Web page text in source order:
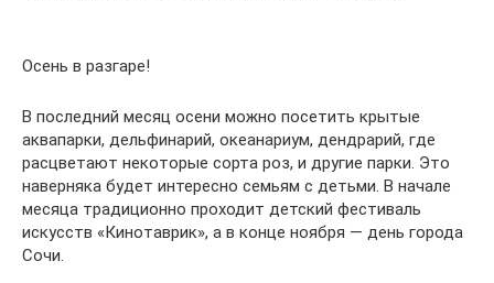
Осень в разгаре!
В последний месяц осени можно посетить крытые
аквапарки, дельфинарий, океанариум, дендрарий, где
расцветают некоторые сорта роз, и другие парки. Это
наверняка будет интересно семьям с детьми. В начале
месяца традиционно проходит детский фестиваль
искусств «Кинотаврик», а в конце ноября — день города
Сочи.